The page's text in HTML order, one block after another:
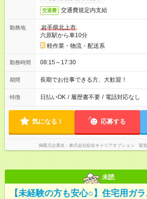
交通費 交通費規定内支給
勤務地
岩手県北上市
六原駅から車10分
軽作業・物流・配送系
勤務時間 08:15～17:30
期間 長期でお仕事できる方、大歓迎！
特徴 日払いOK / 履歴書不要 / 電話対応なし
気になる！ 応募する
掲載元企業名 株式会社綜合キャリアオプション 製造
未読
【未経験の方も安心○】住宅用ガ